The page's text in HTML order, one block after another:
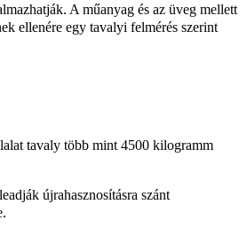
A műanyag és az üveg mellett
ellenére egy tavalyi felmérés szerint
tavaly több mint 4500 kilogramm
újrahasznosításra szánt